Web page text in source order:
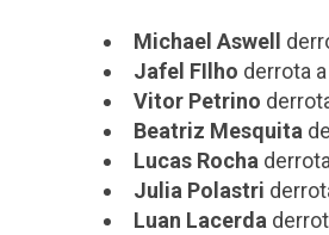
Michael Aswell
Jafel FIlho derrota a
Vitor Petrino
Beatriz Mesquita
Lucas Rocha
Julia Polastri
Luan Lacerda